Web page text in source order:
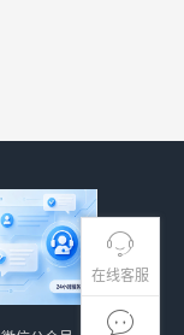
在线客服